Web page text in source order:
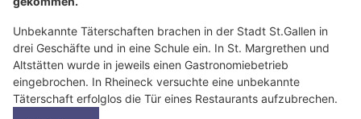
Unbekannte Täterschaften brachen in der Stadt St.Gallen in
drei Geschäfte und in eine Schule ein. In St. Margrethen und
Altstätten wurde in jeweils einen Gastronomiebetrieb
eingebrochen. In Rheineck versuchte eine unbekannte
Täterschaft erfolglos die Tür eines Restaurants aufzubrechen.